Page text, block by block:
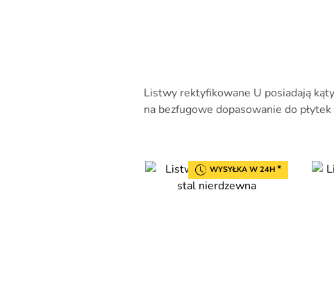
Listwy rektyfikowane U posiadają
na bezfugowe dopasowanie do
WYSYŁKA W 24H *